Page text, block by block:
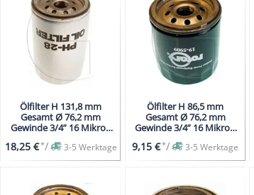
Ölfilter H 131,8 mm
Gesamt Ø 76,2 mm
Gewinde 3/4” 16 Mikron
18,25 €*/ 3-5 Werktage
Ölfilter H 86,5 mm
Gesamt Ø 76,2 mm
Gewinde 3/4” 16 Mikron
9,15 €*/ 3-5 Werktage